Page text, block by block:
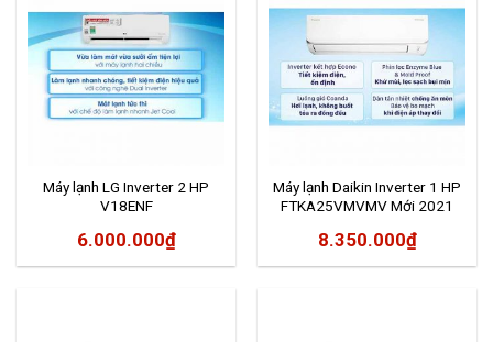
Máy lạnh LG Inverter 2 HP
V18ENF
6.000.000₫
Máy lạnh Daikin Inverter 1 HP
FTKA25VMVMV Mới 2021
8.350.000₫